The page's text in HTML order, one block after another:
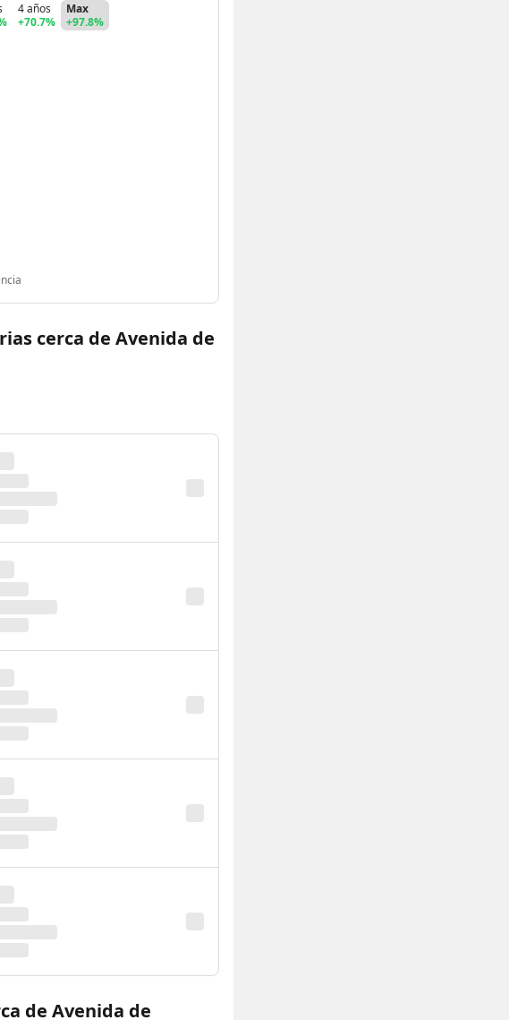
4 años
+70.7%
Max
+97.8%
cerca de Avenida de
de Avenida de